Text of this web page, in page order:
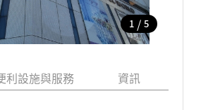
1 / 5
利設施與服務 資訊